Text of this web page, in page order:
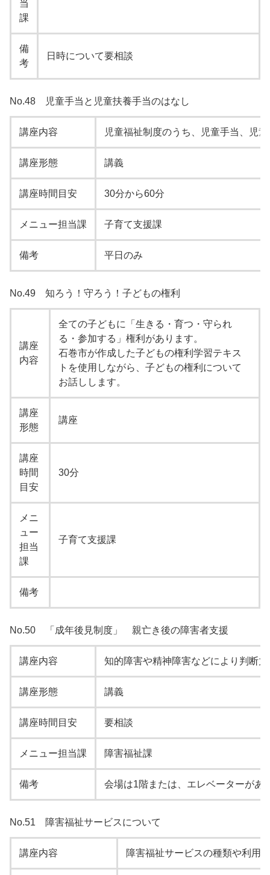
当
課
備
考
日時について要相談
No.48 児童手当と児童扶養手当のはなし
講座内容 児童福祉制度のうち、児童手当、児
講座形態 講義
講座時間目安 30分から60分
メニュー担当課 子育て支援課
備考 平日のみ
No.49 知ろう！守ろう！子どもの権利
講座
内容
全ての子どもに「生きる・育つ・守られ
る・参加する」権利があります。
石巻市が作成した子どもの権利学習テキス
トを使用しながら、子どもの権利について
お話しします。
講座
形態
講座
講座
時間
目安
30分
メニ
ュー
担当
課
子育て支援課
備考
No.50 「成年後見制度」 親亡き後の障害者支援
講座内容 知的障害や精神障害などにより判断
講座形態 講義
講座時間目安 要相談
メニュー担当課 障害福祉課
備考 会場は1階または、エレベーターがあ
No.51 障害福祉サービスについて
講座内容 障害福祉サービスの